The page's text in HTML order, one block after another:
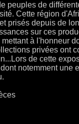
peuples de
Cette région
prisés depuis de
sur ces
à l'honneur
privées ont
de cette
notemment une